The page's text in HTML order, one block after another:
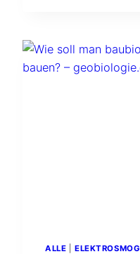
ALLE ELEKTROSMOG